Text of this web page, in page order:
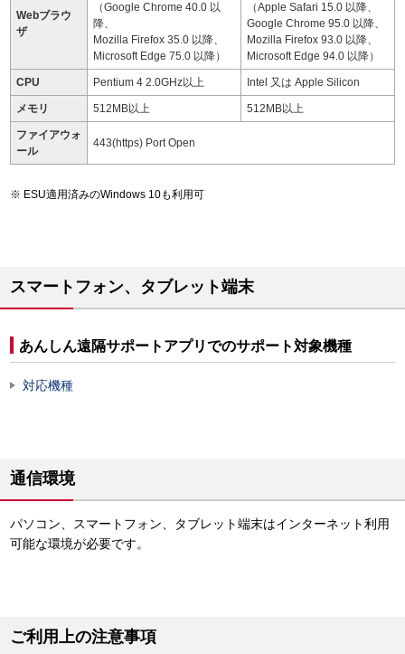
Webブラウ
ザ
（Google Chrome 40.0 以
降、
Mozilla Firefox 35.0 以降、
Microsoft Edge 75.0 以降）
（Apple Safari 15.0 以降、
Google Chrome 95.0 以降、
Mozilla Firefox 93.0 以降、
Microsoft Edge 94.0 以降）
CPU Pentium 4 2.0GHz以上 Intel 又は Apple Silicon
メモリ 512MB以上 512MB以上
ファイアウォ
ール
443(https) Port Open
ESU適用済みのWindows 10も利用可
スマートフォン、タブレット端末
あんしん遠隔サポートアプリでのサポート対象機種
対応機種
通信環境
パソコン、スマートフォン、タブレット端末はインターネット利用
可能な環境が必要です。
ご利用上の注意事項